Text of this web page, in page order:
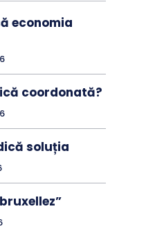
economia
coordonată?
soluția